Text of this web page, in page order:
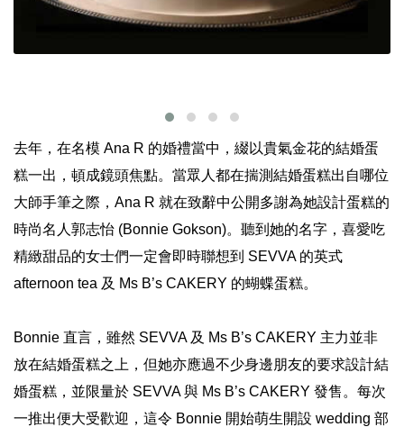
去年，在名模 Ana R 的婚禮當中，綴以貴氣金花的結婚蛋
糕一出，頓成鏡頭焦點。當眾人都在揣測結婚蛋糕出自哪位
大師手筆之際，Ana R 就在致辭中公開多謝為她設計蛋糕的
時尚名人郭志怡 (Bonnie Gokson)。聽到她的名字，喜愛吃
精緻甜品的女士們一定會即時聯想到 SEVVA 的英式
afternoon tea 及 Ms B’s CAKERY 的蝴蝶蛋糕。
Bonnie 直言，雖然 SEVVA 及 Ms B’s CAKERY 主力並非
放在結婚蛋糕之上，但她亦應過不少身邊朋友的要求設計結
婚蛋糕，並限量於 SEVVA 與 Ms B’s CAKERY 發售。每次
一推出便大受歡迎，這令 Bonnie 開始萌生開設 wedding 部